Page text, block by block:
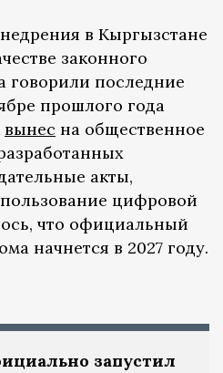
в Кыргызстане
законного
говорили последние
прошлого года
вынес на общественное
акты,
цифровой
что официальный
начнется в 2027 году.
запустил